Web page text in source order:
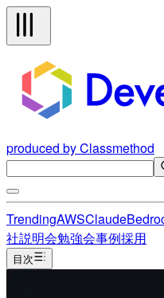
produced by Classmethod
TrendingAWSClaude
社説明会勉強会事例採用
目次